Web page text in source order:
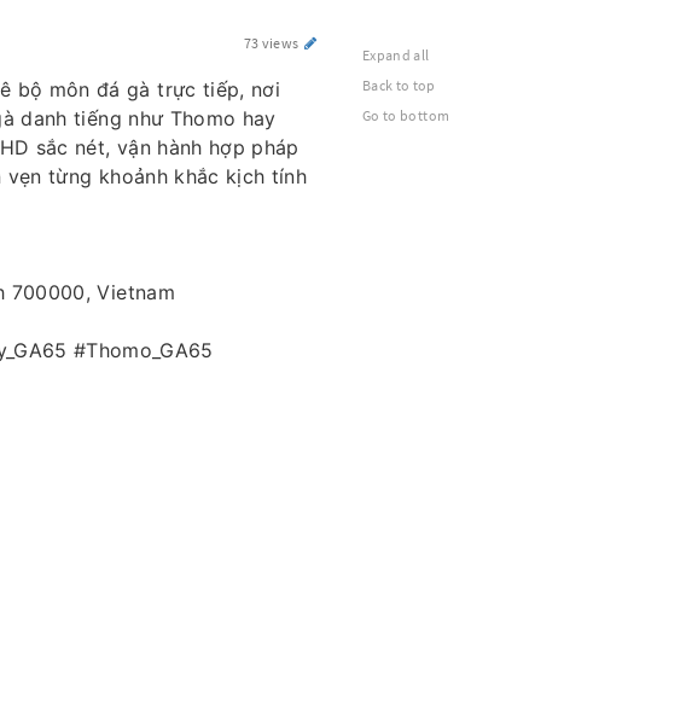
73 views
bộ môn đá gà trực tiếp, nơi
danh tiếng như Thomo hay
sắc nét, vận hành hợp pháp
từng khoảnh khắc kịch tính
700000, Vietnam
#Thomo_GA65
Expand all
Back to top
Go to bottom